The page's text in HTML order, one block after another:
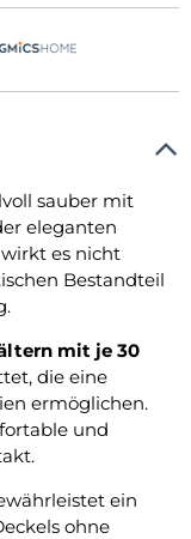
sauber mit
eleganten
es nicht
Bestandteil
mit je 30
die eine
ermöglichen.
und
ein
ohne